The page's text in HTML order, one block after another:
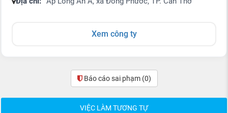
Xem công ty
Báo cáo sai phạm (0)
VIỆC LÀM TƯƠNG TỰ